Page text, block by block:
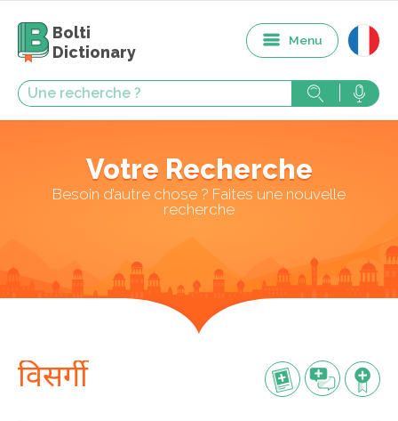
Bolti
Dictionary
Menu
Votre Recherche
Besoin d’autre chose ? Faites une nouvelle
recherche
विसर्गी